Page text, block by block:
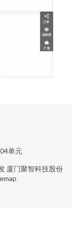
单元
厦门聚智科技股份